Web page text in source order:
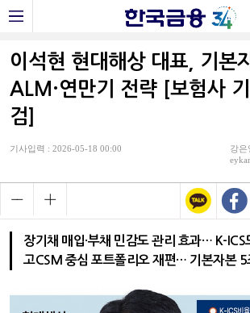
이석현 현대해상 대표, 기
ALM·연만기 전략 [보험사
검]
기사입력 : 2026-05-18 00:00
강은
장기채 매입·부채 민감도 관리 효과… K-ICS
고CSM 중심 포트폴리오 재편… 기본자본 5